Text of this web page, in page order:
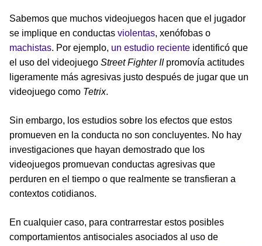
Sabemos que muchos videojuegos hacen que el jugador
se implique en conductas violentas, xenófobas o
machistas. Por ejemplo, un estudio reciente identificó que
el uso del videojuego Street Fighter IIpromovía actitudes
ligeramente más agresivas justo después de jugar que un
videojuego como Tetrix.
Sin embargo, los estudios sobre los efectos que estos
promueven en la conducta no son concluyentes. No hay
investigaciones que hayan demostrado que los
videojuegos promuevan conductas agresivas que
perduren en el tiempo o que realmente se transfieran a
contextos cotidianos.
En cualquier caso, para contrarrestar estos posibles
comportamientos antisociales asociados al uso de